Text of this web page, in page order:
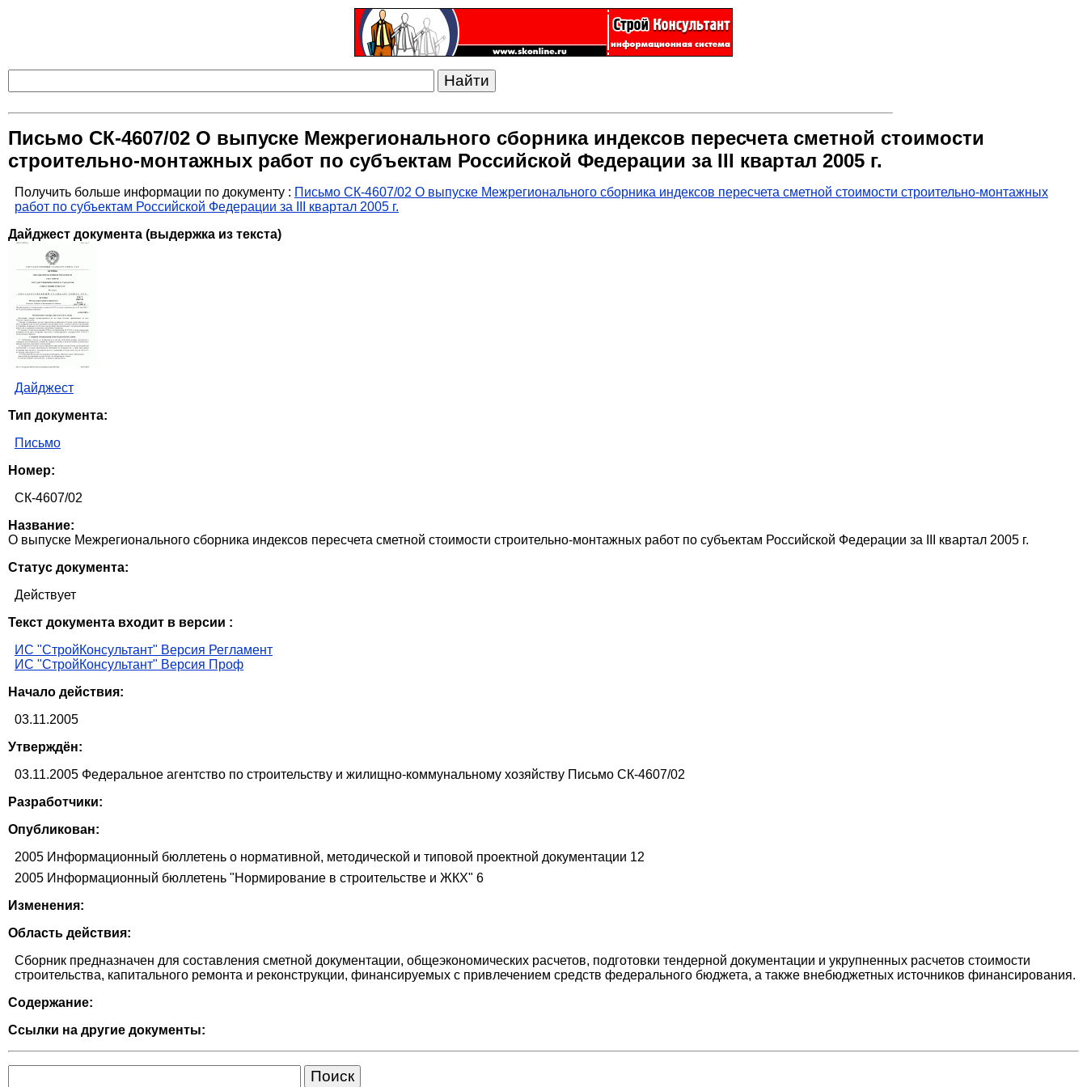
Письмо СК-4607/02 О выпуске Межрегионального сборника индексов пересчета сметной стоимости
строительно-монтажных работ по субъектам Российской Федерации за III квартал 2005 г.
Получить больше информации по документу : Письмо СК-4607/02 О выпуске Межрегионального сборника индексов пересчета сметной стоимости строительно-монтажных
работ по субъектам Российской Федерации за III квартал 2005 г.
Дайджест документа (выдержка из текста)
Дайджест
Тип документа:
Письмо
Номер:
СК-4607/02
Название:
О выпуске Межрегионального сборника индексов пересчета сметной стоимости строительно-монтажных работ по субъектам Российской Федерации за III квартал 2005 г.
Статус документа:
Действует
Текст документа входит в версии :
ИС "СтройКонсультант" Версия Регламент
ИС "СтройКонсультант" Версия Проф
Начало действия:
03.11.2005
Утверждён:
03.11.2005 Федеральное агентство по строительству и жилищно-коммунальному хозяйству Письмо СК-4607/02
Разработчики:
Опубликован:
2005 Информационный бюллетень о нормативной, методической и типовой проектной документации 12
2005 Информационный бюллетень "Нормирование в строительстве и ЖКХ" 6
Изменения:
Область действия:
Сборник предназначен для составления сметной документации, общеэкономических расчетов, подготовки тендерной документации и укрупненных расчетов стоимости
строительства, капитального ремонта и реконструкции, финансируемых с привлечением средств федерального бюджета, а также внебюджетных источников финансирования.
Содержание:
Ссылки на другие документы: